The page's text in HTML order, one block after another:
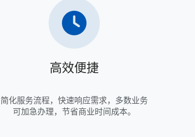
高效便捷
简化服务流程，快速响应需求，多数业务
可加急办理，节省商业时间成本。